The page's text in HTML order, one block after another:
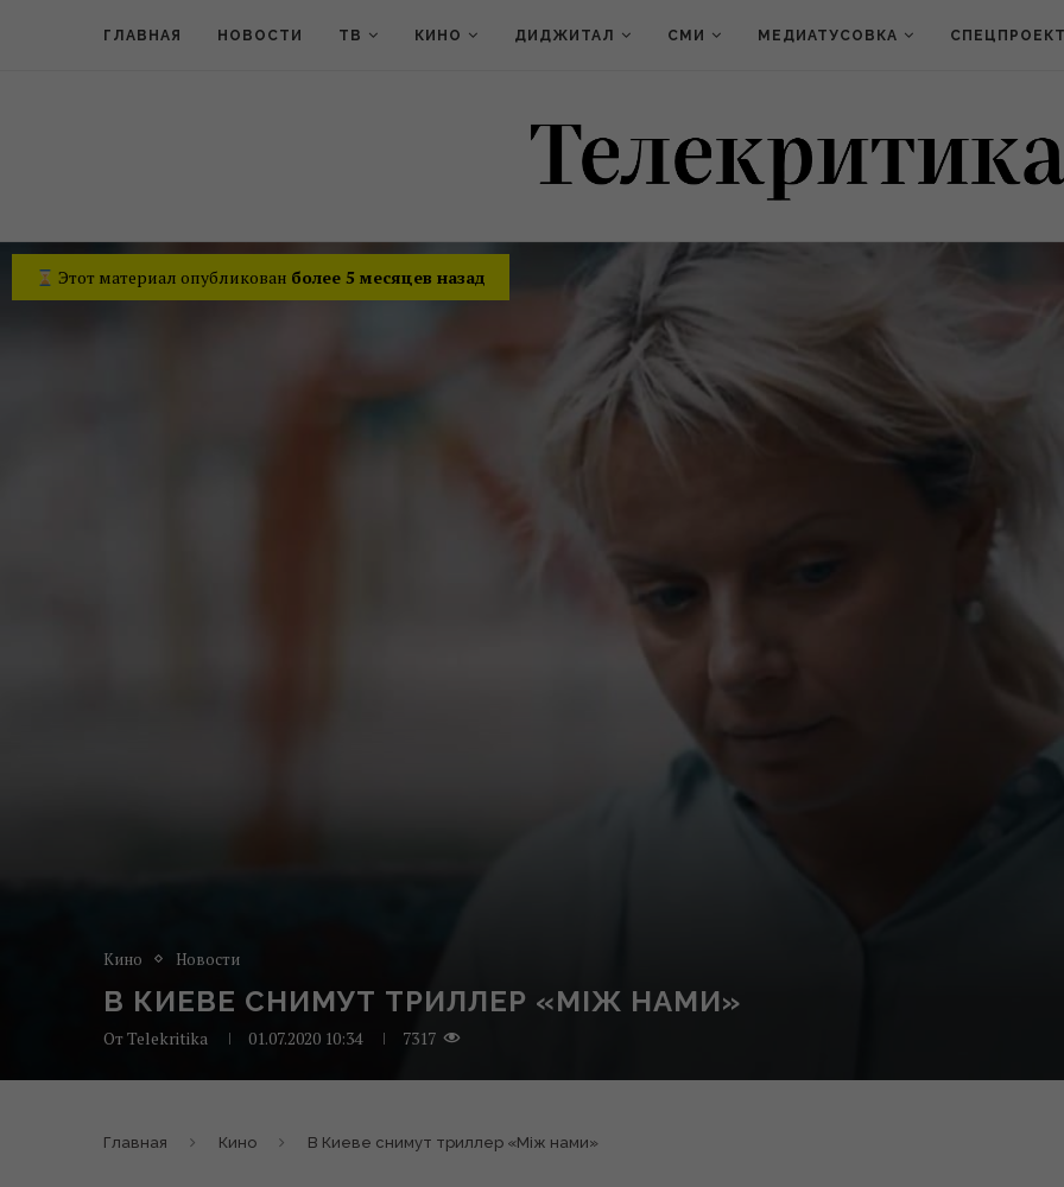
ГЛАВНАЯ НОВОСТИ ТВ КИНО ДИДЖИТАЛ СМИ МЕДИАТУСОВКА
Этот материал опубликован более 5 месяцев назад
Кино Новости
В КИЕВЕ СНИМУТ ТРИЛЛЕР «МІЖ НАМИ»
От Telekritika 01.07.2020 10:34 7317
Главная Кино В Киеве снимут триллер «Між нами»